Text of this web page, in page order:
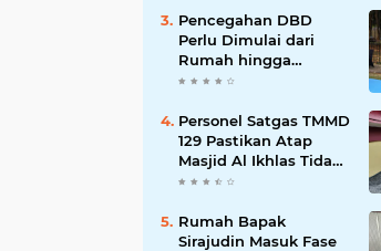
Pencegahan DBD
Perlu Dimulai dari
Rumah hingga
Lingkungan Sekolah
Personel Satgas TMMD
129 Pastikan Atap
Masjid Al Ikhlas Tidak
Bocor Lagi
Rumah Bapak
Sirajudin Masuk Fase